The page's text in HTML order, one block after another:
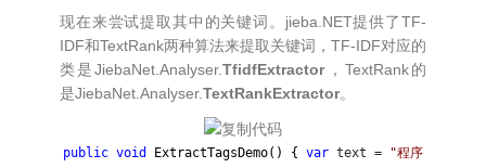
现在来尝试提取其中的关键词。jieba.NET提供了TF-
IDF和TextRank两种算法来提取关键词，TF-IDF对应的
类是JiebaNet.Analyser.TfidfExtractor，TextRank的
是JiebaNet.Analyser.TextRankExtractor。
public void ExtractTagsDemo() { var text = "程序